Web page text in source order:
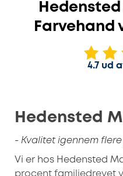
Farvehand
4.7 ud
Hedensted
- Kvalitet igennem
Vi er hos Hedensted
procent familiedrevet